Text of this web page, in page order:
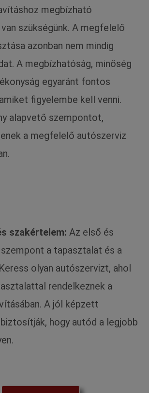
megbízható
szükségünk. A megfelelő
azonban nem mindig
A megbízhatóság, minőség
egyaránt fontos
figyelembe kell venni.
alapvető szempontot,
a megfelelő autószerviz
szakértelem: Az első és
a tapasztalat és a
olyan autószervizt, ahol
rendelkeznek a
A jól képzett
hogy autód a legjobb